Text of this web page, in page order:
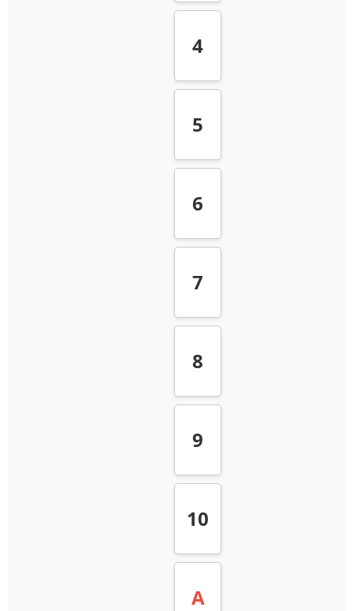
4
5
6
7
8
9
10
A